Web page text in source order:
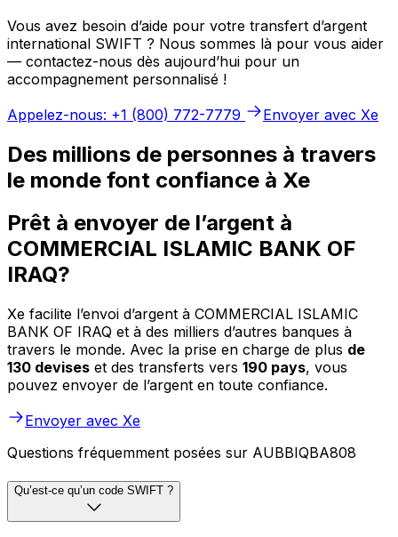
Vous avez besoin d’aide pour votre transfert d’argent
international SWIFT ? Nous sommes là pour vous aider
— contactez-nous dès aujourd’hui pour un
accompagnement personnalisé !
Appelez-nous: +1 (800) 772-7779
Envoyer avec Xe
Des millions de personnes à travers
le monde font confiance à Xe
Prêt à envoyer de l’argent à
COMMERCIAL ISLAMIC BANK OF
IRAQ?
Xe facilite l’envoi d’argent à COMMERCIAL ISLAMIC
BANK OF IRAQ et à des milliers d’autres banques à
travers le monde. Avec la prise en charge de plus de
130 devises et des transferts vers 190 pays, vous
pouvez envoyer de l’argent en toute confiance.
Envoyer avec Xe
Questions fréquemment posées sur AUBBIQBA808
Qu’est-ce qu’un code SWIFT ?